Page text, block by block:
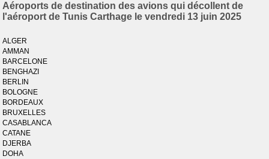
Aéroports de destination des avions qui décollent de
l'aéroport de Tunis Carthage le vendredi 13 juin 2025
ALGER
AMMAN
BARCELONE
BENGHAZI
BERLIN
BOLOGNE
BORDEAUX
BRUXELLES
CASABLANCA
CATANE
DJERBA
DOHA